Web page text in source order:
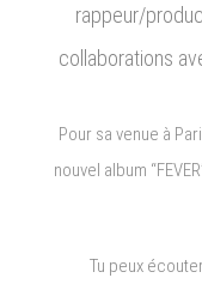
rappeur/
collaborations
Pour sa venue à
nouvel album
Tu peux